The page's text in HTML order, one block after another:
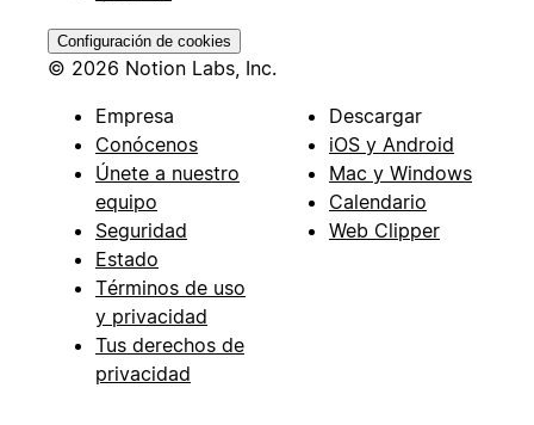
Configuración de cookies
© 2026 Notion Labs, Inc.
Empresa
Conócenos
Únete a nuestro
equipo
Seguridad
Estado
Términos de uso
y privacidad
Tus derechos de
privacidad
Descargar
iOS y Android
Mac y Windows
Calendario
Web Clipper